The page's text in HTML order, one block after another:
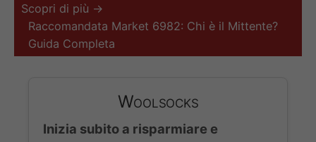
Scopri di più →
Raccomandata Market 6982: Chi è il Mittente?
Guida Completa
Woolsocks
Inizia subito a risparmiare e